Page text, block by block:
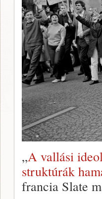
„A vallási
struktúrák
francia Slate